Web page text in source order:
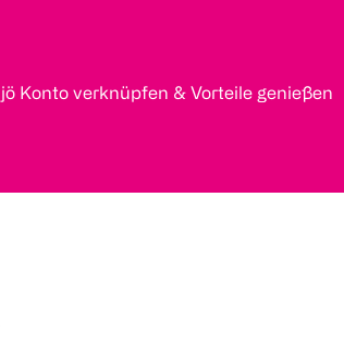
jö Konto verknüpfen & Vorteile genießen